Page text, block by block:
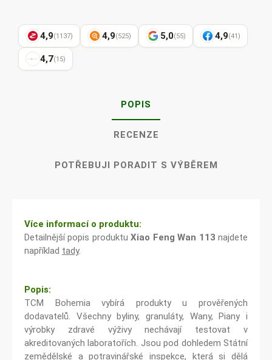
4,9(1137) 4,9(525) 5,0(55) 4,9(41)
4,7(15)
POPIS
RECENZE
POTŘEBUJI PORADIT S VÝBĚREM
Více informací o produktu:
Detailnější popis produktuXiao Feng Wan 113 najdete
například tady.
Popis:
TCM Bohemia vybírá produkty u prověřených
dodavatelů. Všechny byliny, granuláty, Wany, Piany i
výrobky zdravé výživy nechávají testovat v
akreditovaných laboratořích. Jsou pod dohledem Státní
zemědělské a potravinářské inspekce, která si dělá